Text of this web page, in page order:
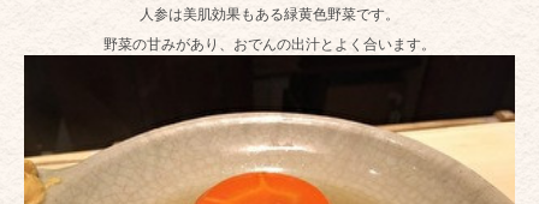
人参は美肌効果もある緑黄色野菜です。
野菜の甘みがあり、おでんの出汁とよく合います。